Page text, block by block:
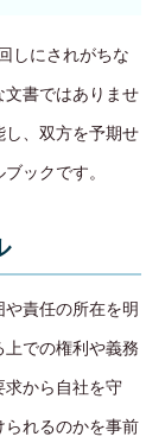
しにされがちな
文書ではありませ
し、双方を予期せ
ックです。
責任の所在を明
での権利や義務
求から自社を守
られるのかを事前